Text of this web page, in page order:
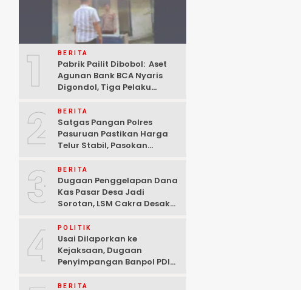
1 BERITA
Pabrik Pailit Dibobol: Aset
Agunan Bank BCA Nyaris
Digondol, Tiga Pelaku
Pasuruan
2 BERITA
Satgas Pangan Polres
Pasuruan Pastikan Harga
Telur Stabil, Pasokan
Kekhawatiran Fluktuasi
3 BERITA
Dugaan Penggelapan Dana
Kas Pasar Desa Jadi
Sorotan, LSM Cakra Desak
4 POLITIK
Usai Dilaporkan ke
Kejaksaan, Dugaan
Penyimpangan Banpol PDIP
Tuntas “6 Eks Ketua PAC
BERITA